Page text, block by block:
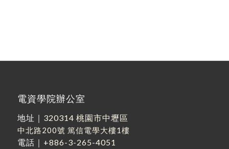
電資學院辦公室
地址｜ 320314 桃園市中壢區
中北路200號 篤信電學大樓1樓
電話｜ +886-3-265-4051